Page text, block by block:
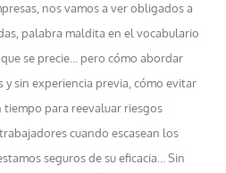
nos vamos a ver obligados a
palabra maldita en el vocabulario
se precie… pero cómo abordar
y sin experiencia previa, cómo evitar
tiempo para reevaluar riesgos
cuando escasean los
seguros de su eficacia… Sin